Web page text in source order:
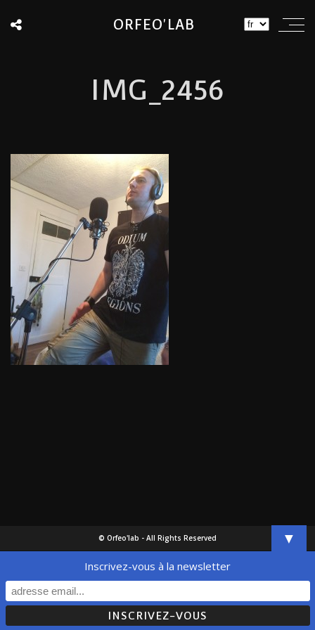
ORFEO'LAB
IMG_2456
© Orfeo'lab - All Rights Reserved ▼
Inscrivez-vous à la newsletter